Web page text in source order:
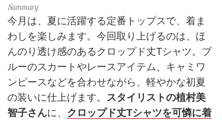
今月は、夏に活躍する定番トップスで、着ま
わしを楽しみます。今回取り上げるのは、ほ
んのり透け感のあるクロップド丈Tシャツ。ブ
ルーのスカートやレースアイテム、キャミワ
ンピースなどを合わせながら、軽やかな初夏
の装いに仕上げます。 スタイリストの植村美
智子さんに、 クロップド丈Tシャツを可憐に着